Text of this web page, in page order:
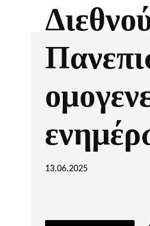
13.06.2025